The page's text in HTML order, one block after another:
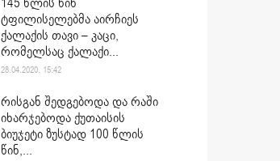
145 წლის წინ
ტფილისელებმა აირჩიეს
ქალაქის თავი – კაცი,
რომელსაც ქალაქი...
28.04.2020. 15:42
რისგან შედგებოდა და რაში
იხარჯებოდა ქუთაისის
ბიუჯეტი ზუსტად 100 წლის
წინ,...